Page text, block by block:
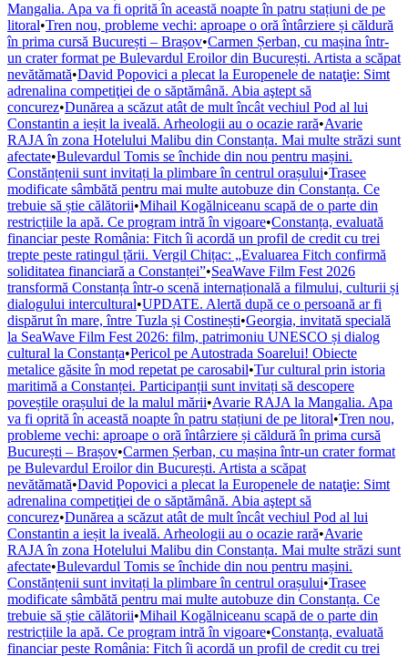
Mangalia. Apa va fi oprită în această noapte în patru stațiuni de pe
litoral•Tren nou, probleme vechi: aproape o oră întârziere și căldură
în prima cursă București – Brașov•Carmen Șerban, cu mașina într-
un crater format pe Bulevardul Eroilor din București. Artista a scăpat
nevătămată•David Popovici a plecat la Europenele de nataţie: Simt
adrenalina competiţiei de o săptămână. Abia aştept să
concurez•Dunărea a scăzut atât de mult încât vechiul Pod al lui
Constantin a ieșit la iveală. Arheologii au o ocazie rară•Avarie
RAJA în zona Hotelului Malibu din Constanța. Mai multe străzi sunt
afectate•Bulevardul Tomis se închide din nou pentru mașini.
Constănțenii sunt invitați la plimbare în centrul orașului•Trasee
modificate sâmbătă pentru mai multe autobuze din Constanța. Ce
trebuie să știe călătorii•Mihail Kogălniceanu scapă de o parte din
restricțiile la apă. Ce program intră în vigoare•Constanța, evaluată
financiar peste România: Fitch îi acordă un profil de credit cu trei
trepte peste ratingul țării. Vergil Chițac: „Evaluarea Fitch confirmă
soliditatea financiară a Constanței”•SeaWave Film Fest 2026
transformă Constanța într-o scenă internațională a filmului, culturii și
dialogului intercultural•UPDATE. Alertă după ce o persoană ar fi
dispărut în mare, între Tuzla și Costinești•Georgia, invitată specială
la SeaWave Film Fest 2026: film, patrimoniu UNESCO și dialog
cultural la Constanța•Pericol pe Autostrada Soarelui! Obiecte
metalice găsite în mod repetat pe carosabil•Tur cultural prin istoria
maritimă a Constanței. Participanții sunt invitați să descopere
poveștile orașului de la malul mării•Avarie RAJA la Mangalia. Apa
va fi oprită în această noapte în patru stațiuni de pe litoral•Tren nou,
probleme vechi: aproape o oră întârziere și căldură în prima cursă
București – Brașov•Carmen Șerban, cu mașina într-un crater format
pe Bulevardul Eroilor din București. Artista a scăpat
nevătămată•David Popovici a plecat la Europenele de nataţie: Simt
adrenalina competiţiei de o săptămână. Abia aştept să
concurez•Dunărea a scăzut atât de mult încât vechiul Pod al lui
Constantin a ieșit la iveală. Arheologii au o ocazie rară•Avarie
RAJA în zona Hotelului Malibu din Constanța. Mai multe străzi sunt
afectate•Bulevardul Tomis se închide din nou pentru mașini.
Constănțenii sunt invitați la plimbare în centrul orașului•Trasee
modificate sâmbătă pentru mai multe autobuze din Constanța. Ce
trebuie să știe călătorii•Mihail Kogălniceanu scapă de o parte din
restricțiile la apă. Ce program intră în vigoare•Constanța, evaluată
financiar peste România: Fitch îi acordă un profil de credit cu trei